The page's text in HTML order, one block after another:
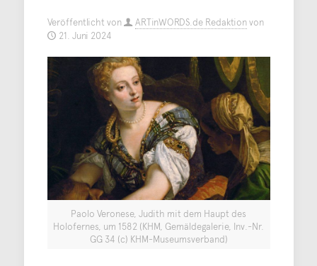
Veröffentlicht von ARTinWORDS.de Redaktionvon
21. Juni 2024
Paolo Veronese, Judith mit dem Haupt des
Holofernes, um 1582 (KHM, Gemäldegalerie, Inv.-Nr.
GG 34 (c) KHM-Museumsverband)